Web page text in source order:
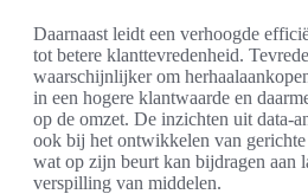
Daarnaast leidt een verhoogde
tot betere klanttevredenheid.
waarschijnlijker om
in een hogere klantwaarde en
op de omzet. De inzichten uit data-
ook bij het ontwikkelen van gerichte
wat op zijn beurt kan bijdragen aan
verspilling van middelen.